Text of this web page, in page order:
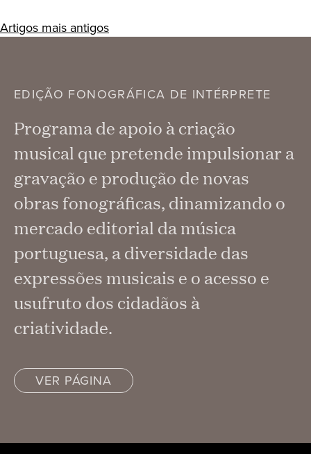
Navegação
Artigos mais antigos
EDIÇÃO FONOGRÁFICA DE INTÉRPRETE
Programa de apoio à criação
musical que pretende impulsionar a
gravação e produção de novas
obras fonográficas, dinamizando o
mercado editorial da música
portuguesa, a diversidade das
expressões musicais e o acesso e
usufruto dos cidadãos à
criatividade.
VER PÁGINA